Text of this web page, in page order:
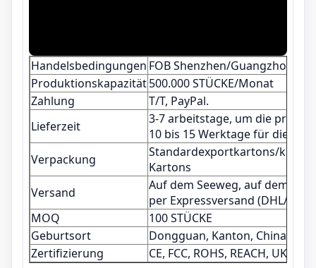
Handelsbedingungen FOB Shenzhen/Guangzhou/
Produktionskapazität500.000 STÜCKE/Monat
Zahlung
T/T, PayPal.
Lieferzeit
3-7 arbeitstage, um die probe
10 bis 15 Werktage für die
Verpackung
Standardexportkartons/
Kartons
Versand
Auf dem Seeweg, auf dem
per Expressversand (DHL/UPS/
MOQ
100 STÜCKE
Geburtsort
Dongguan, Kanton, China
Zertifizierung
CE, FCC, ROHS, REACH, UKCA